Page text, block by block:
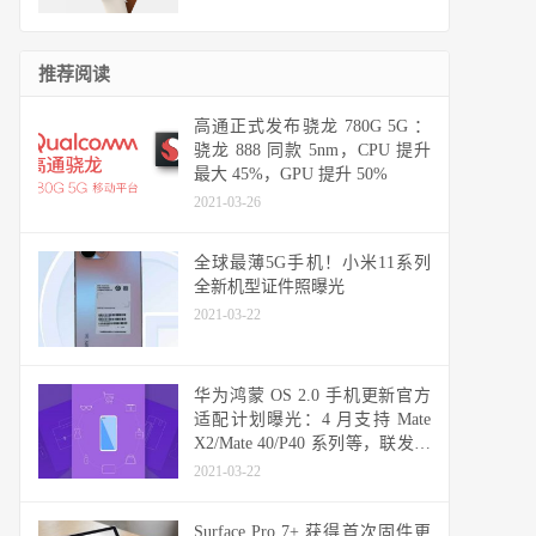
推荐阅读
高通正式发布骁龙 780G 5G ：
骁龙 888 同款 5nm，CPU 提升
最大 45%，GPU 提升 50%
2021-03-26
全球最薄5G手机！小米11系列
全新机型证件照曝光
2021-03-22
华为鸿蒙 OS 2.0 手机更新官方
适配计划曝光：4 月支持 Mate
X2/Mate 40/P40 系列等，联发科
天玑机型可能无缘
2021-03-22
Surface Pro 7+ 获得首次固件更